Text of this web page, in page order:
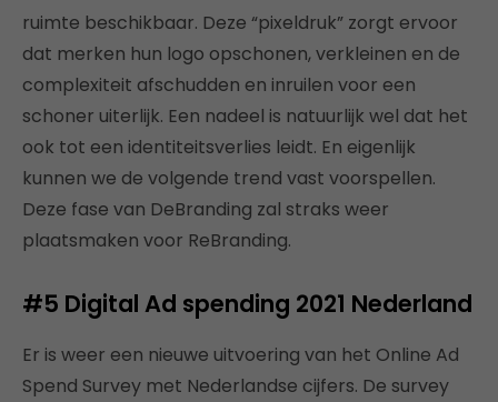
ruimte beschikbaar. Deze “pixeldruk” zorgt ervoor
dat merken hun logo opschonen, verkleinen en de
complexiteit afschudden en inruilen voor een
schoner uiterlijk. Een nadeel is natuurlijk wel dat het
ook tot een identiteitsverlies leidt. En eigenlijk
kunnen we de volgende trend vast voorspellen.
Deze fase van DeBranding zal straks weer
plaatsmaken voor ReBranding.
#5 Digital Ad spending 2021 Nederland
Er is weer een nieuwe uitvoering van het Online Ad
Spend Survey met Nederlandse cijfers. De survey